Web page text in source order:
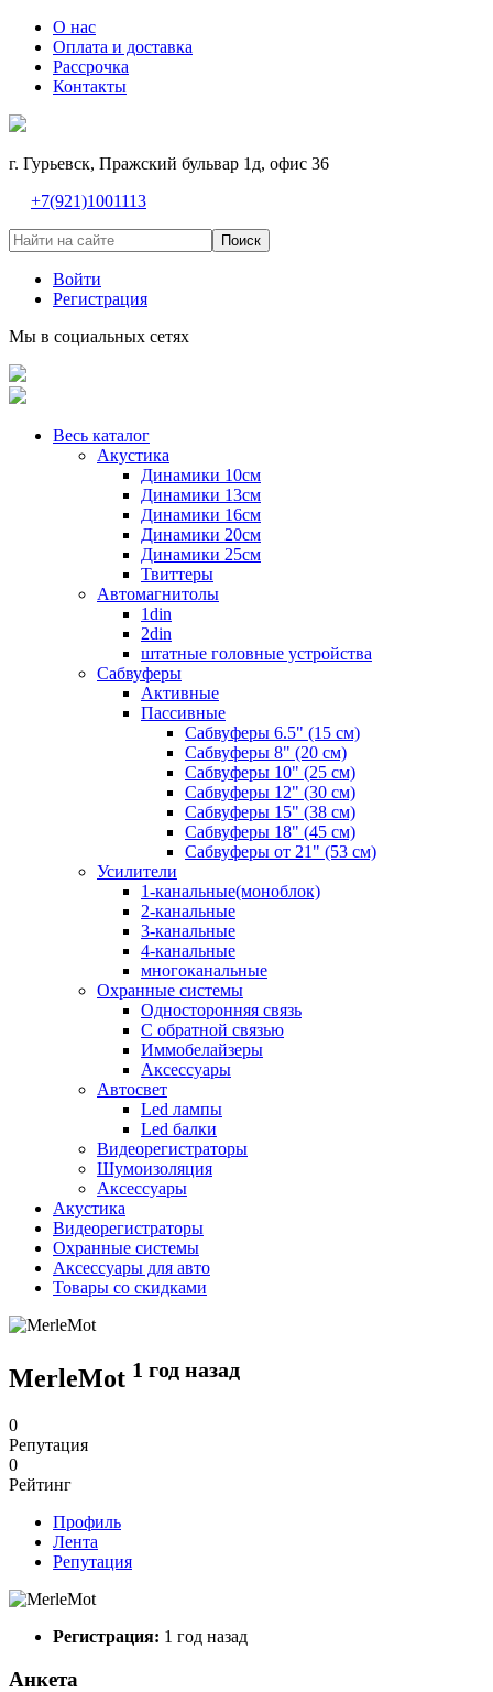
О нас
Оплата и доставка
Рассрочка
Контакты
г. Гурьевск, Пражский бульвар 1д, офис 36
+7(921)1001113
Поиск
Войти
Регистрация
Мы в социальных сетях
Весь каталог
Акустика
Динамики 10см
Динамики 13см
Динамики 16см
Динамики 20см
Динамики 25см
Твиттеры
Автомагнитолы
1din
2din
штатные головные устройства
Сабвуферы
Активные
Пассивные
Сабвуферы 6.5" (15 см)
Сабвуферы 8" (20 см)
Сабвуферы 10" (25 см)
Сабвуферы 12" (30 см)
Сабвуферы 15" (38 см)
Сабвуферы 18" (45 см)
Сабвуферы от 21" (53 см)
Усилители
1-канальные(моноблок)
2-канальные
3-канальные
4-канальные
многоканальные
Охранные системы
Односторонняя связь
С обратной связью
Иммобелайзеры
Аксессуары
Автосвет
Led лампы
Led балки
Видеорегистраторы
Шумоизоляция
Аксессуары
Акустика
Видеорегистраторы
Охранные системы
Аксессуары для авто
Товары со скидками
MerleMot 1 год назад
0
Репутация
0
Рейтинг
Профиль
Лента
Репутация
Регистрация: 1 год назад
Анкета